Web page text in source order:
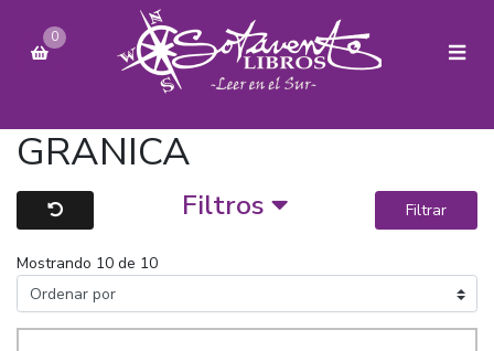
0
GRANICA
Filtros Filtrar
Mostrando 10 de 10